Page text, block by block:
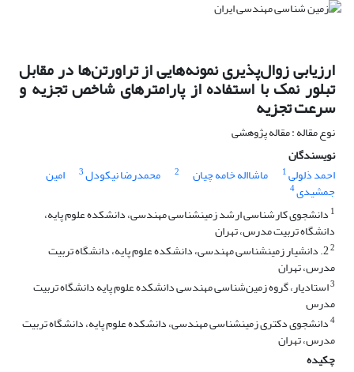
ارزیابی زوال‌پذیری نمونه‌هایی از تراورتن‌ها در مقابل
تبلور نمک با استفاده از پارامترهای شاخص تجزیه و
سرعت تجزیه
نوع مقاله : مقاله پژوهشی
نویسندگان
احمد ذلولی1 ماشااله خامه چیان 2 محمدرضا نیکودل3 امین
جمشیدی4
1 دانشجوی کارشناسی ارشد زمین­شناسی مهندسی، دانشکده علوم پایه،
دانشگاه تربیت مدرس، تهران
2 2. دانشیار زمین­شناسی مهندسی، دانشکده علوم پایه، دانشگاه تربیت
مدرس، تهران
3استادیار،‌ گروه زمین‌شناسی مهندسی دانشکده علوم پایه دانشگاه تربیت
مدرس
4دانشجوی دکتری زمین­شناسی مهندسی، دانشکده علوم پایه، دانشگاه تربیت
مدرس، تهران
چکیده